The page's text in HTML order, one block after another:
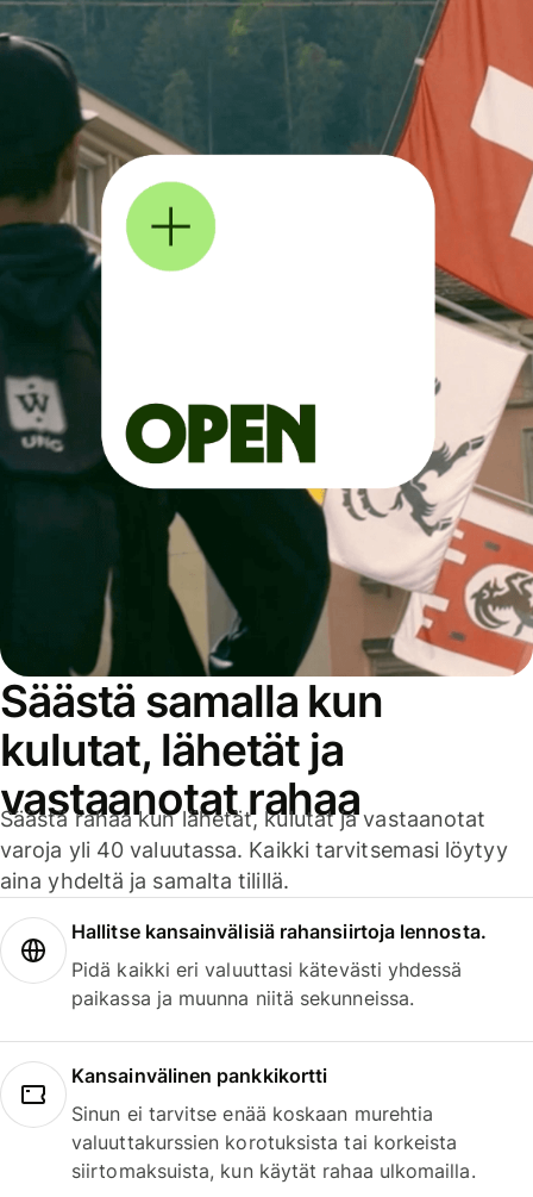
Säästä samalla kun
kulutat, lähetät ja
vastaanotat rahaa
Säästä rahaa kun lähetät, kulutat ja vastaanotat
varoja yli 40 valuutassa. Kaikki tarvitsemasi löytyy
aina yhdeltä ja samalta tilillä.
Hallitse kansainvälisiä rahansiirtoja lennosta.
Pidä kaikki eri valuuttasi kätevästi yhdessä
paikassa ja muunna niitä sekunneissa.
Kansainvälinen pankkikortti
Sinun ei tarvitse enää koskaan murehtia
valuuttakurssien korotuksista tai korkeista
siirtomaksuista, kun käytät rahaa ulkomailla.